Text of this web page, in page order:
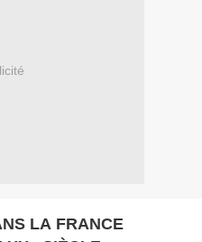
LA FRANCE